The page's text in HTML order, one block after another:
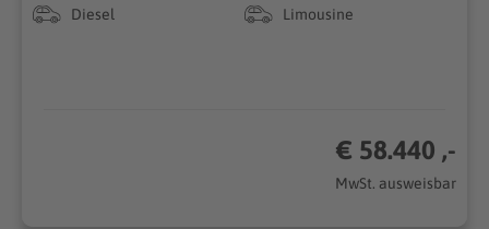
Diesel
Limousine
€ 58.440 ,-
MwSt. ausweisbar